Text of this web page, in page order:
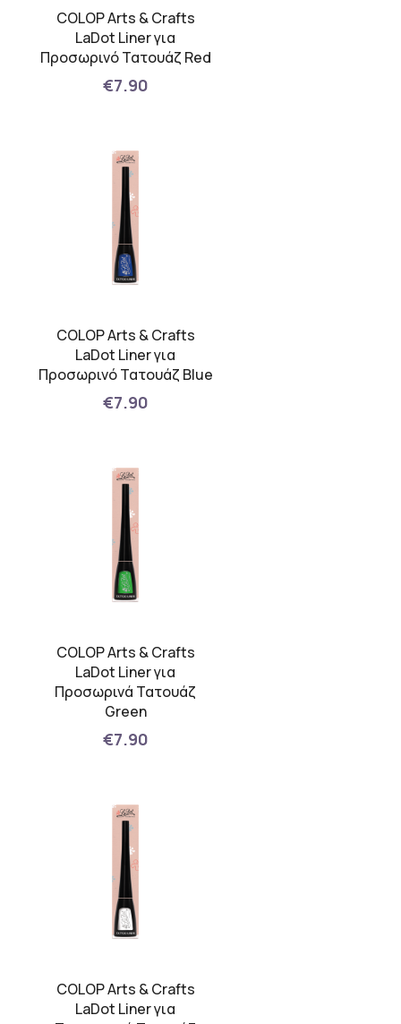
COLOP Arts & Crafts
LaDot Liner για
Προσωρινό Τατουάζ Red
€7.90
COLOP Arts & Crafts
LaDot Liner για
Προσωρινό Τατουάζ Blue
€7.90
COLOP Arts & Crafts
LaDot Liner για
Προσωρινά Τατουάζ
Green
€7.90
COLOP Arts & Crafts
LaDot Liner για